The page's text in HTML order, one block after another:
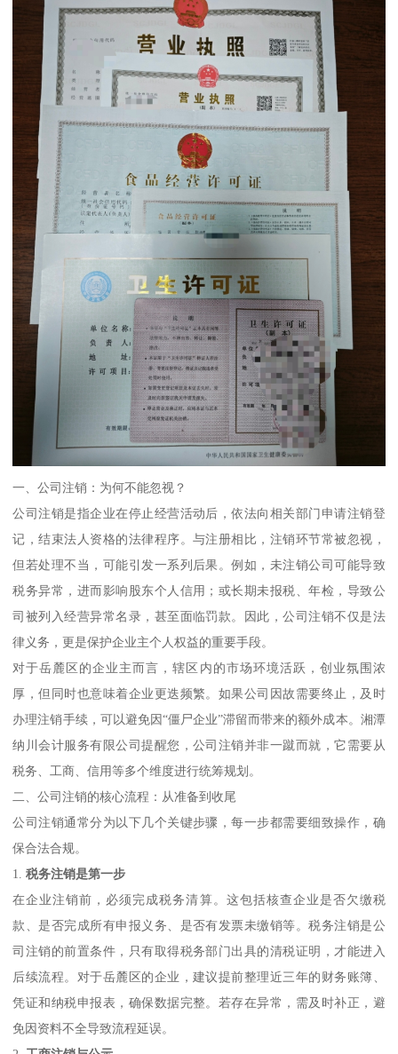
一、公司注销：为何不能忽视？
公司注销是指企业在停止经营活动后，依法向相关部门申请注销登
记，结束法人资格的法律程序。与注册相比，注销环节常被忽视，
但若处理不当，可能引发一系列后果。例如，未注销公司可能导致
税务异常，进而影响股东个人信用；或长期未报税、年检，导致公
司被列入经营异常名录，甚至面临罚款。因此，公司注销不仅是法
律义务，更是保护企业主个人权益的重要手段。
对于岳麓区的企业主而言，辖区内的市场环境活跃，创业氛围浓
厚，但同时也意味着企业更迭频繁。如果公司因故需要终止，及时
办理注销手续，可以避免因“僵尸企业”滞留而带来的额外成本。湘潭
纳川会计服务有限公司提醒您，公司注销并非一蹴而就，它需要从
税务、工商、信用等多个维度进行统筹规划。
二、公司注销的核心流程：从准备到收尾
公司注销通常分为以下几个关键步骤，每一步都需要细致操作，确
保合法合规。
1.税务注销是第一步
在企业注销前，必须完成税务清算。这包括核查企业是否欠缴税
款、是否完成所有申报义务、是否有发票未缴销等。税务注销是公
司注销的前置条件，只有取得税务部门出具的清税证明，才能进入
后续流程。对于岳麓区的企业，建议提前整理近三年的财务账簿、
凭证和纳税申报表，确保数据完整。若存在异常，需及时补正，避
免因资料不全导致流程延误。